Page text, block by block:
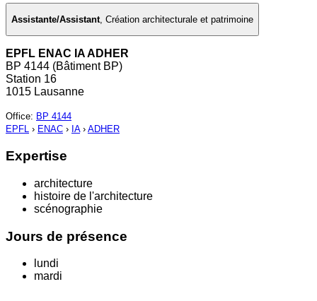
Assistante/Assistant, Création architecturale et patrimoine
EPFL ENAC IA ADHER
BP 4144 (Bâtiment BP)
Station 16
1015 Lausanne
Office: BP 4144
EPFL › ENAC › IA› ADHER
Expertise
architecture
histoire de l'architecture
scénographie
Jours de présence
lundi
mardi